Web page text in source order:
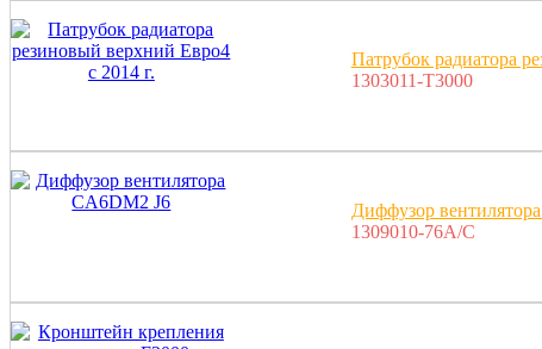
Патрубок радиатора
1303011-T3000
Диффузор
1309010-76A/C